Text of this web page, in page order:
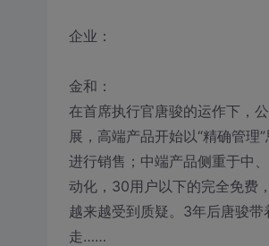
企业：
金和：
在首席执行官唐骏的运作下，
展，高端产品开始以“精确管
进行销售；中端产品侧重于中
动化，30用户以下的完全免费
越来越受到质疑。3年后唐骏
走……